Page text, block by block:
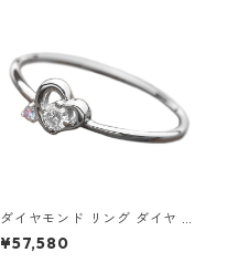
ダイヤモンド リング ダイヤ ア
イスブルーダイヤ 合計0.06ct
9号 プラチナ Pt950 ハートモ
¥57,580